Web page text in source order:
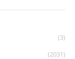
(3)
(2031)